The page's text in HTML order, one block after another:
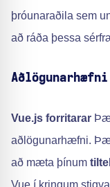
þróunaraðila sem
að ráða þessa
Vue.js forritarar
aðlögunarhæfni.
að mæta þínum
Vue í kringum